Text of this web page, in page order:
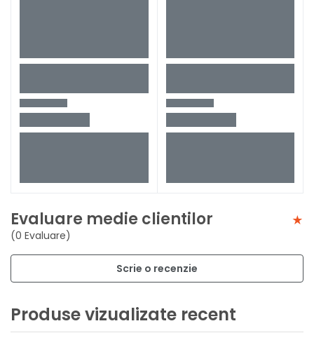
Evaluare medie clientilor
(0 Evaluare)
Scrie o recenzie
Produse vizualizate recent